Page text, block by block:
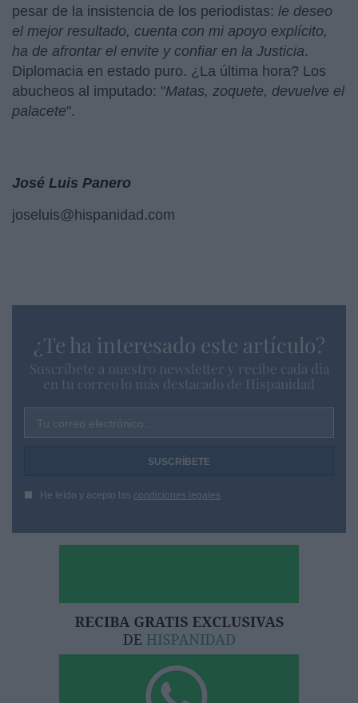
pesar de la insistencia de los periodistas: le deseo
el mejor resultado, cuenta con mi apoyo explícito,
ha de afrontar el envite y confiar en la Justicia.
Diplomacia en estado puro. ¿La última hora? Los
abucheos al imputado: "Matas, zoquete, devuelve el
palacete".
José Luis Panero
joseluis@hispanidad.com
¿Te ha interesado este artículo?
Suscríbete a nuestro newsletter y recibe cada dia
en tu correo lo más destacado de Hispanidad
Tu correo electrónico...
He leído y acepto las condiciones legales